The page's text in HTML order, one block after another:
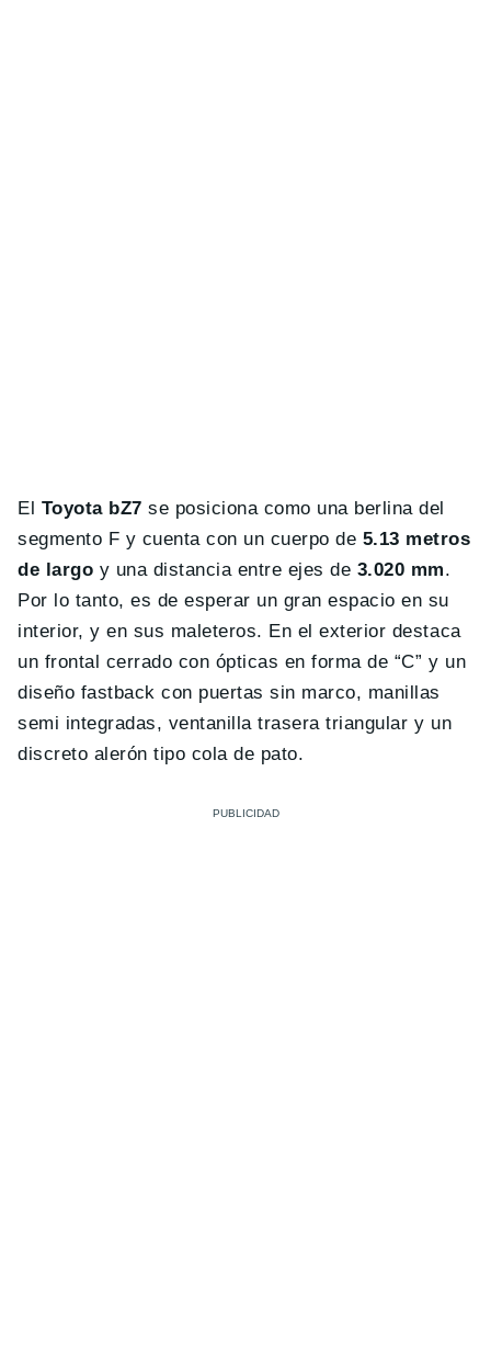
El Toyota bZ7 se posiciona como una berlina del
segmento F y cuenta con un cuerpo de 5.13 metros
de largo y una distancia entre ejes de 3.020 mm.
Por lo tanto, es de esperar un gran espacio en su
interior, y en sus maleteros. En el exterior destaca
un frontal cerrado con ópticas en forma de “C” y un
diseño fastback con puertas sin marco, manillas
semi integradas, ventanilla trasera triangular y un
discreto alerón tipo cola de pato.